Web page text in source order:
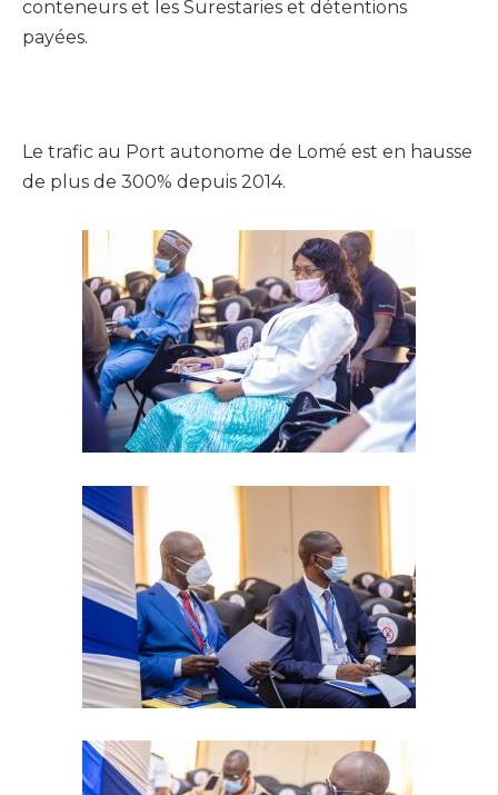
conteneurs et les Surestaries et détentions
payées.
Le trafic au Port autonome de Lomé est en hausse
de plus de 300% depuis 2014.